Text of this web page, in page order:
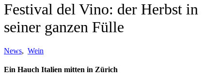
Festival del Vino: der Herbst in
seiner ganzen Fülle
News, Wein
Ein Hauch Italien mitten in Zürich